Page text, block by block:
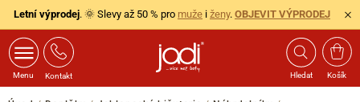
Letní výprodej. 🌞 Slevy až 50 % pro muže i ženy. OBJEVIT VÝPRODEJ
Menu Kontakt Hledat Košík